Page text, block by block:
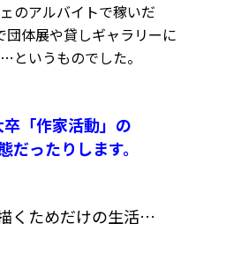
のアルバイトで稼いだ
団体展や貸しギャラリーに
… というものでした。
「作家活動」の
だったりします。
くためだけの生活…